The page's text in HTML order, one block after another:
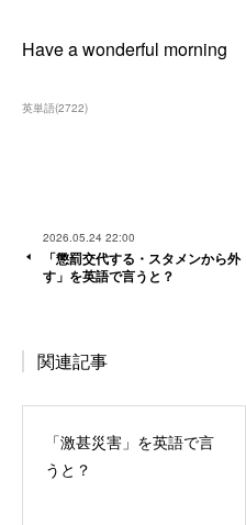
Have a wonderful morning
英単語(2722)
2026.05.24 22:00
「懲罰交代する・スタメンから外
す」を英語で言うと？
関連記事
「激甚災害」を英語で言
うと？